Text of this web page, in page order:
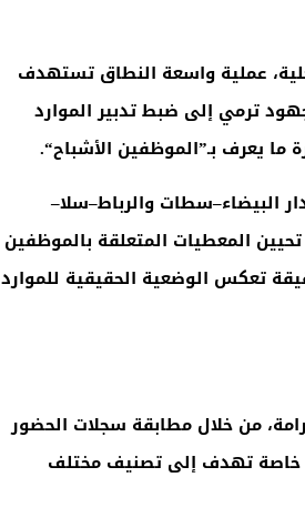
عملية واسعة النطاق تستهدف
ترمي إلى ضبط تدبير الموارد
ما يعرف بـ”الموظفين الأشباح“.
البيضاء–سطات والرباط–سلا–
المعطيات المتعلقة بالموظفين
تعكس الوضعية الحقيقية للموارد
من خلال مطابقة سجلات الحضور
خاصة تهدف إلى تصنيف مختلف